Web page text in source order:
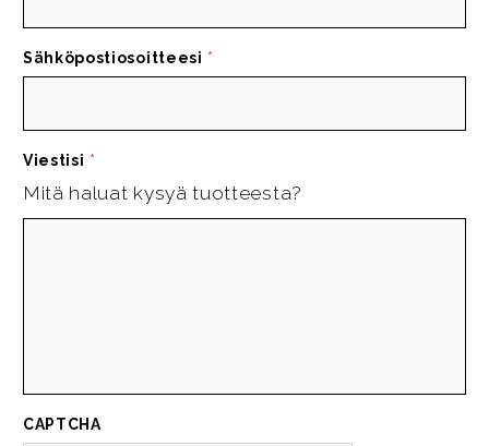
Sähköpostiosoitteesi *
Viestisi *
Mitä haluat kysyä tuotteesta?
CAPTCHA